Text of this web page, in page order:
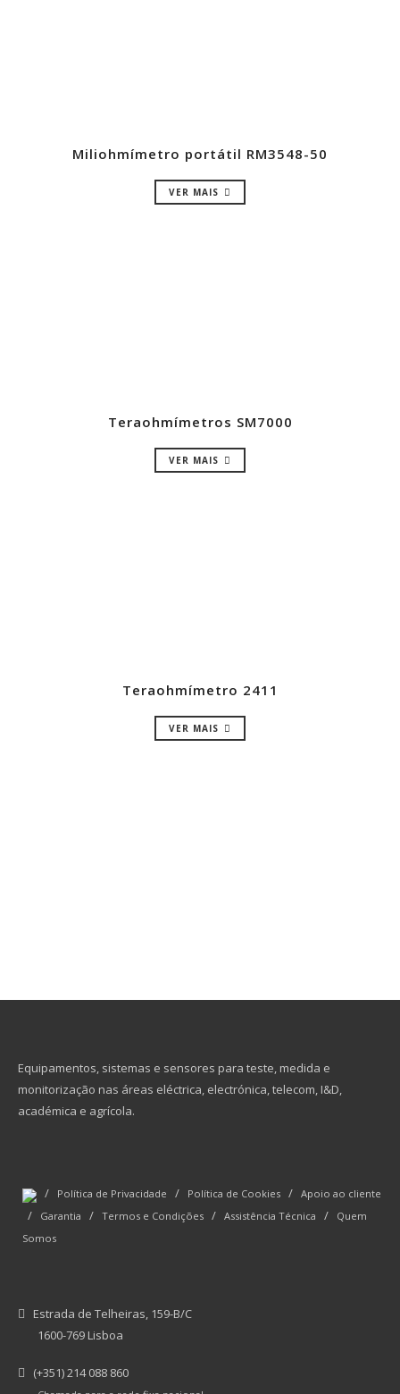
Miliohmímetro portátil RM3548-50
VER MAIS
Teraohmímetros SM7000
VER MAIS
Teraohmímetro 2411
VER MAIS
Equipamentos, sistemas e sensores para teste, medida e
monitorização nas áreas eléctrica, electrónica, telecom, I&D,
académica e agrícola.
/ Política de Privacidade / Política de Cookies / Apoio ao cliente
/ Garantia / Termos e Condições / Assistência Técnica /
Quem
Somos
Estrada de Telheiras, 159-B/C
1600-769 Lisboa
(+351) 214 088 860